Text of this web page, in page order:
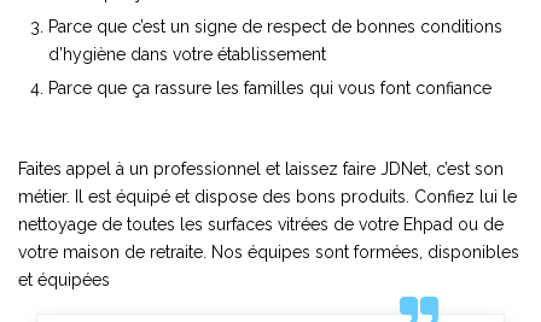
Parce que c’est un signe de respect de bonnes conditions
d’hygiène dans votre établissement
Parce que ça rassure les familles qui vous font confiance
Faites appel à un professionnel et laissez faire JDNet, c’est son
métier. Il est équipé et dispose des bons produits. Confiez lui le
nettoyage de toutes les surfaces vitrées de votre Ehpad ou de
votre maison de retraite. Nos équipes sont formées, disponibles
et équipées